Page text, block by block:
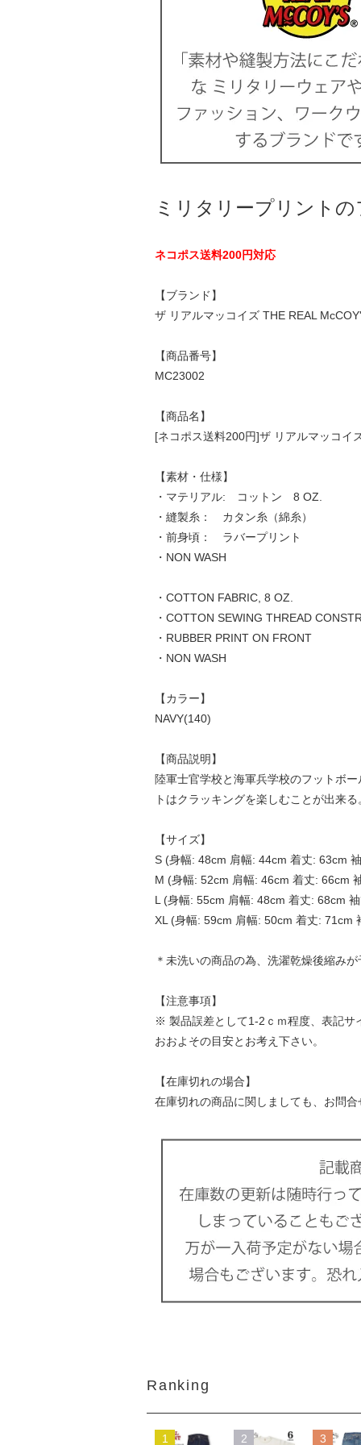
ミリタリープリント
ネコポス送料200円対応
【ブランド】
ザ リアルマッコイズ THE REAL
【商品番号】
MC23002
【商品名】
[ネコポス送料200円]ザ リアルマッコイ
【素材・仕様】
・マテリアル: コットン 8 OZ.
・縫製糸： カタン糸（綿糸）
・前身頃： ラバープリント
・NON WASH
・COTTON FABRIC, 8 OZ.
・COTTON SEWING THREAD
・RUBBER PRINT ON FRONT
・NON WASH
【カラー】
NAVY(140)
【商品説明】
陸軍士官学校と海軍兵学校のフットボ
トはクラッキングを楽しむことが出来る
【サイズ】
S (身幅: 48cm 肩幅: 44cm 着丈: 63cm
M (身幅: 52cm 肩幅: 46cm 着丈: 66cm
L (身幅: 55cm 肩幅: 48cm 着丈: 68cm
XL (身幅: 59cm 肩幅: 50cm 着丈: 71cm
＊未洗いの商品の為、洗濯乾燥後縮み
【注意事項】
※ 製品誤差として1-2ｃｍ程度、表記サ
おおよその目安とお考え下さい。
【在庫切れの場合】
在庫切れの商品に関しましても、お問
Ranking
1 2 3